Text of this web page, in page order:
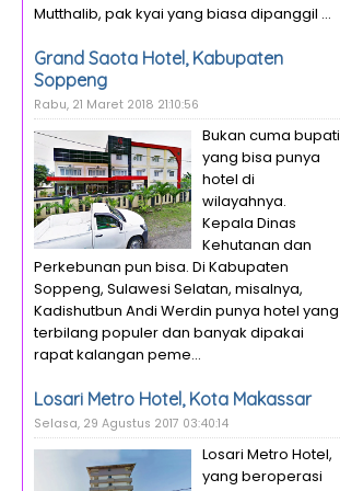
Mutthalib, pak kyai yang biasa dipanggil ...
Grand Saota Hotel, Kabupaten
Soppeng
Rabu, 21 Maret 2018 21:10:56
Bukan cuma bupati
yang bisa punya
hotel di
wilayahnya.
Kepala Dinas
Kehutanan dan
Perkebunan pun bisa. Di Kabupaten
Soppeng, Sulawesi Selatan, misalnya,
Kadishutbun Andi Werdin punya hotel yang
terbilang populer dan banyak dipakai
rapat kalangan peme...
Losari Metro Hotel, Kota Makassar
Selasa, 29 Agustus 2017 03:40:14
Losari Metro Hotel,
yang beroperasi